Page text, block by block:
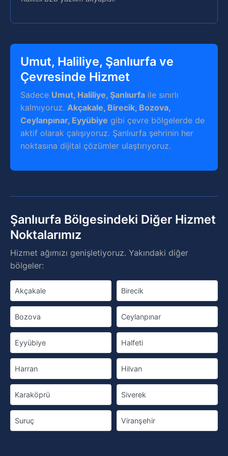
Umut, Haliliye, Şanlıurfa ve
Çevresinde Hizmet
Sadece Umut, Haliliye, Şanlıurfa ile sınırlı
kalmıyoruz. Akçakale, Birecik, Bozova,
Ceylanpınar, Eyyübiye gibi çevre bölgelerde de
aktif olarak çalışıyoruz. Şanlıurfa şehrinin her
noktasına dijital çözümler ulaştırıyoruz.
Şanlıurfa Bölgesindeki Diğer Hizmet
Noktalarımız
Hizmet ağımızı genişletiyoruz. Yakındaki diğer
bölgeler:
Akçakale Birecik
Bozova Ceylanpınar
Eyyübiye Halfeti
Harran Hilvan
Karaköprü Siverek
Suruç Viranşehir